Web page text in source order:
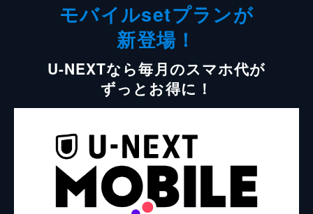
モバイルsetプランが
新登場！
U-NEXTなら毎月のスマホ代が
ずっとお得に！